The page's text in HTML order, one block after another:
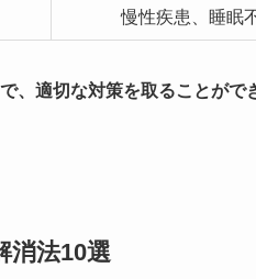
慢性疾患、睡眠
、適切な対策を取ることがで
消法10選